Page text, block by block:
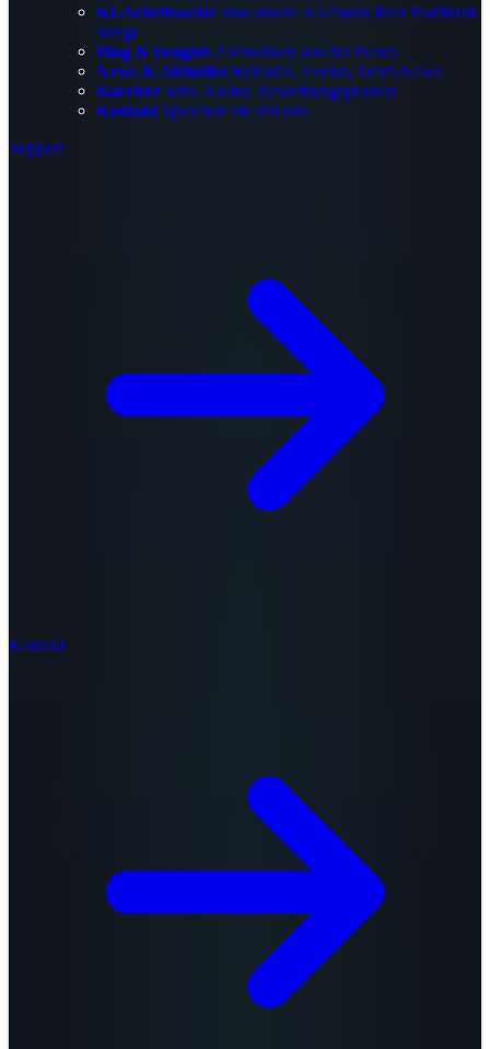
KI-Arbeitsweise Was unsere KI-Praxis Ihrer Plattform
bringt
Blog & Insights Fachwissen aus der Praxis
News & Aktuelles Releases, Events, Team-News
Karriere Jobs, Kultur, Bewerbungsprozess
Kontakt Sprechen Sie mit uns
Support
Kontakt